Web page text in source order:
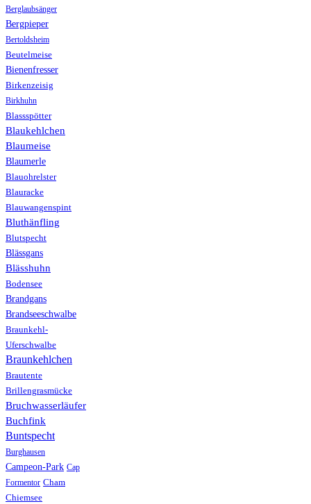
Berglaubsänger
Bergpieper
Bertoldsheim
Beutelmeise
Bienenfresser
Birkenzeisig
Birkhuhn
Blassspötter
Blaukehlchen
Blaumeise
Blaumerle
Blauohrelster
Blauracke
Blauwangenspint
Bluthänfling
Blutspecht
Blässgans
Blässhuhn
Bodensee
Brandgans
Brandseeschwalbe
Braunkehl-
Uferschwalbe
Braunkehlchen
Brautente
Brillengrasmücke
Bruchwasserläufer
Buchfink
Buntspecht
Burghausen
Campeon-Park Cap
Formentor Cham
Chiemsee